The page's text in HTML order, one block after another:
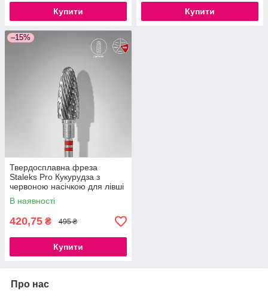
Купити Купити
–15%
Твердосплавна фреза
Staleks Pro Кукурудза з
червоною насічкою для лівші
EXPERT 6 х 14 мм
В наявності
420,75 ₴ 495 ₴
Купити
Про нас